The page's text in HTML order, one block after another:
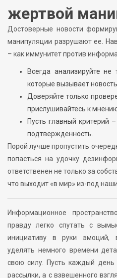
жертвой
Достоверные новости
манипуляции разрушают ее.
– как иммунитет против
Всегда анализируйте
которые вызывает новость.
Доверяйте только
прислушивайтесь к
Пусть главный критерий
подтвержденность.
Порой лучше пропустить
попасться на удочку
ответственен не только за
что выходит «в мир» из-под
Информационное
правду легко спутать с
инициативу в руки эмоций,
уделять немного времени
свою силу. Пусть каждый день
рассылки, а с взвешенного